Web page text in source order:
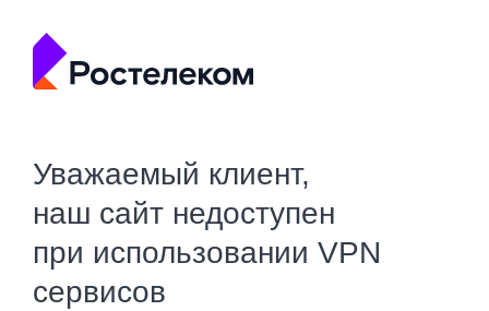
Уважаемый клиент,
наш сайт недоступен
при использовании VPN
сервисов